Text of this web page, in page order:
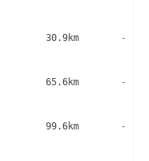
30.9km -
65.6km -
99.6km -